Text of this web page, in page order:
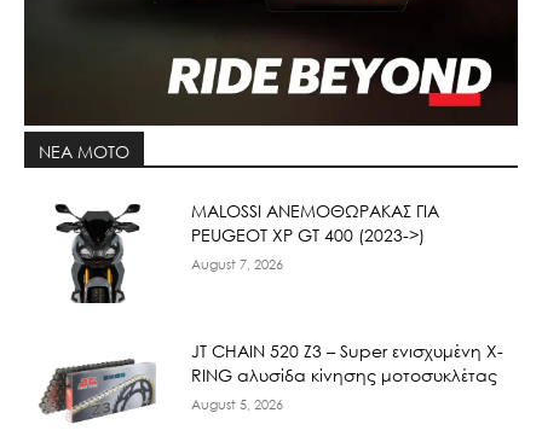
ΝΕΑ MOTO
ΜΑLOSSI ΑΝΕΜΟΘΩΡΑΚΑΣ ΓΙΑ
PEUGEOT XP GT 400 (2023->)
August 7, 2026
JT CHAIN 520 Ζ3 – Super ενισχυμένη X-
RING αλυσίδα κίνησης μοτοσυκλέτας
August 5, 2026